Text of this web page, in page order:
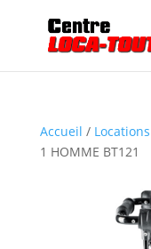
Accueil / Locations
1 HOMME BT121